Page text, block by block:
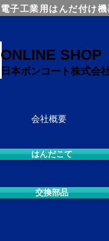
電子工業用はんだ付け
ONLINE SHOP
日本ボンコート株式会
会社概要
はんだこて
交換部品